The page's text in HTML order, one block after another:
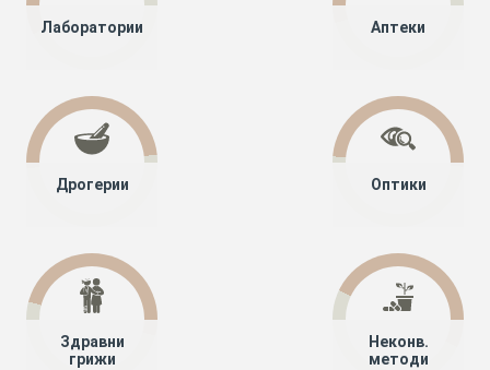
Лаборатории Аптеки
Дрогерии Оптики
Здравни
грижи
Неконв.
методи